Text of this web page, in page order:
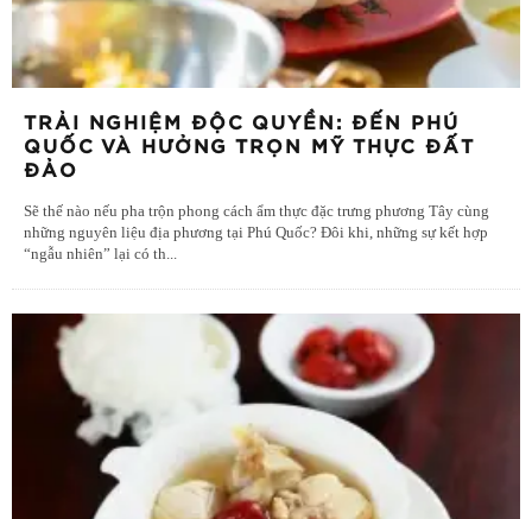
TRẢI NGHIỆM ĐỘC QUYỀN: ĐẾN PHÚ
QUỐC VÀ HƯỞNG TRỌN MỸ THỰC ĐẤT
ĐẢO
Sẽ thế nào nếu pha trộn phong cách ẩm thực đặc trưng phương Tây cùng
những nguyên liệu địa phương tại Phú Quốc? Đôi khi, những sự kết hợp
“ngẫu nhiên” lại có th...